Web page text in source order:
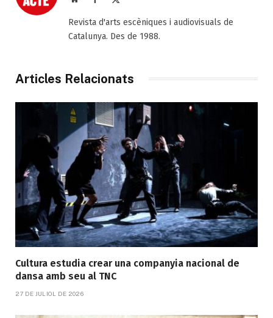
Revista d'arts escèniques i audiovisuals de
Catalunya. Des de 1988.
Articles Relacionats
Cultura estudia crear una companyia nacional de
dansa amb seu al TNC
27 DE JULIOL DE 2026